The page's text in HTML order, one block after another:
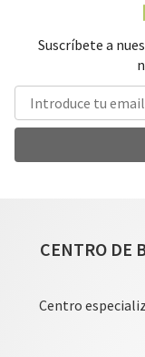
Suscríbete a
CENTRO DE
Centro